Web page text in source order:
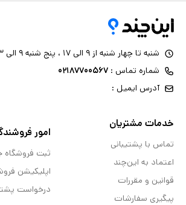
شنبه تا چهار شنبه از ۹ الی ۱۷ ، پنج شنبه ۹ الی ۱۳
شماره تماس : ۰۲۱۸۷۷۰۰۵۶۷
آدرس ایمیل :
خدمات مشتریان
تماس با پشتیبانی
اعتماد به این‌چند
قوانین و مقررات
پیگیری سفارشات
امور
ثبت فروشگاه
اپلیکیشن
درخواست